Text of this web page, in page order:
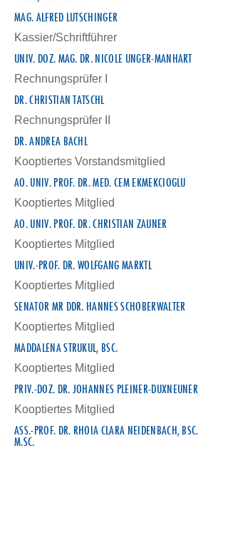
MAG. ALFRED LUTSCHINGER
Kassier/Schriftführer
UNIV. DOZ. MAG. DR. NICOLE UNGER-MANHART
Rechnungsprüfer I
DR. CHRISTIAN TATSCHL
Rechnungsprüfer II
DR. ANDREA BACHL
Kooptiertes Vorstandsmitglied
AO. UNIV. PROF. DR. MED. CEM EKMEKCIOGLU
Kooptiertes Mitglied
AO. UNIV. PROF. DR. CHRISTIAN ZAUNER
Kooptiertes Mitglied
UNIV.-PROF. DR. WOLFGANG MARKTL
Kooptiertes Mitglied
SENATOR MR DDR. HANNES SCHOBERWALTER
Kooptiertes Mitglied
MADDALENA STRUKUL, BSC.
Kooptiertes Mitglied
PRIV.-DOZ. DR. JOHANNES PLEINER-DUXNEUNER
Kooptiertes Mitglied
ASS.-PROF. DR. RHOIA CLARA NEIDENBACH, BSC.
M.SC.